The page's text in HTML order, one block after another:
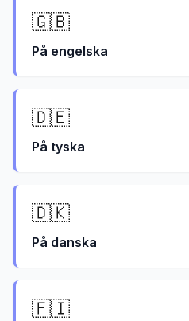
🇬🇧
På engelska
🇩🇪
På tyska
🇩🇰
På danska
🇫🇮